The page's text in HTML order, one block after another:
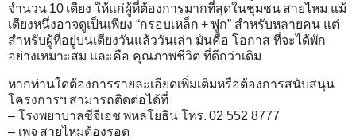
จำนวน 10 เตียง ให้แก่ผู้ที่ต้องการมากที่สุดในชุมชน สายไหม แม้
เตียงหนึ่งอาจดูเป็นเพียง “กรอบเหล็ก + ฟูก” สำหรับหลายคน แต่
สำหรับผู้ที่อยู่บนเตียงวันแล้ววันเล่า มันคือ โอกาส ที่จะได้พัก
อย่างเหมาะสม และคือ คุณภาพชีวิต ที่ดีกว่าเดิม
หากท่านใดต้องการรายละเอียดเพิ่มเติมหรือต้องการสนับสนุน
โครงการฯ สามารถติดต่อได้ที่
– โรงพยาบาลซีจีเอช พหลโยธิน โทร. 02 552 8777
– เพจ สายไหมต้องรอด